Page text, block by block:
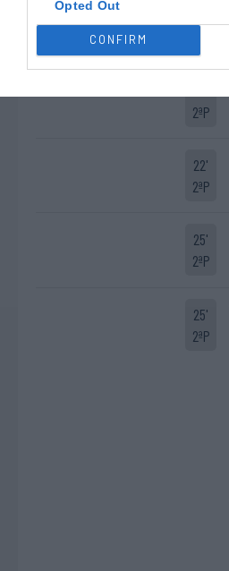
Opted Out
CONFIRM
2ªP
22'
2ªP
25'
2ªP
25'
2ªP